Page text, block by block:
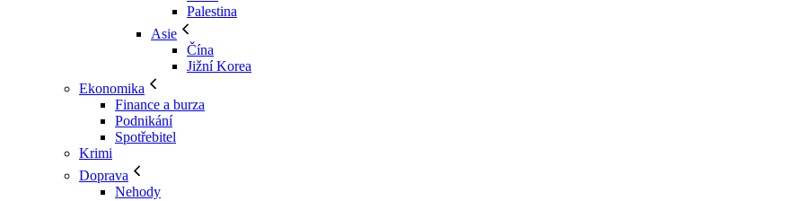
Palestina
Asie
Čína
Jižní Korea
Ekonomika
Finance a burza
Podnikání
Spotřebitel
Krimi
Doprava
Nehody